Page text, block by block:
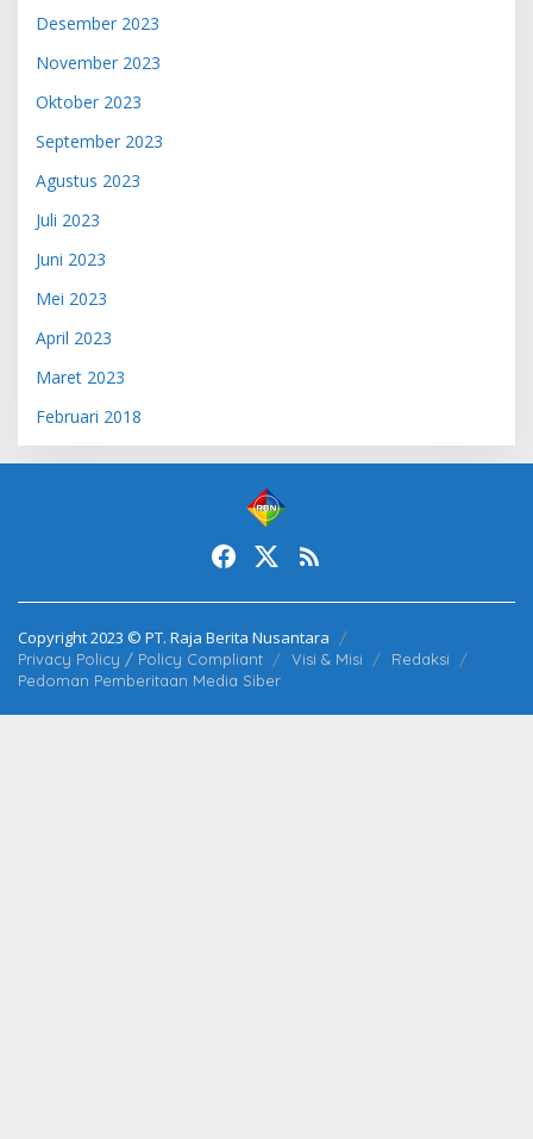
Desember 2023
November 2023
Oktober 2023
September 2023
Agustus 2023
Juli 2023
Juni 2023
Mei 2023
April 2023
Maret 2023
Februari 2018
Copyright 2023 © PT. Raja Berita Nusantara
Privacy Policy / Policy Compliant Visi & Misi
Redaksi
Pedoman Pemberitaan Media Siber